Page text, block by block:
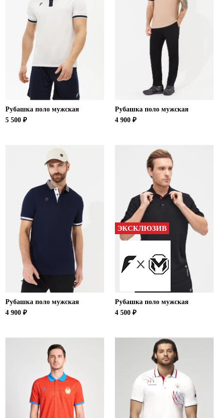
Рубашка поло мужская
5 500 ₽
Рубашка поло мужская
4 900 ₽
Рубашка поло мужская
4 900 ₽
ЭКСКЛЮЗИВ
Рубашка поло мужская
4 500 ₽